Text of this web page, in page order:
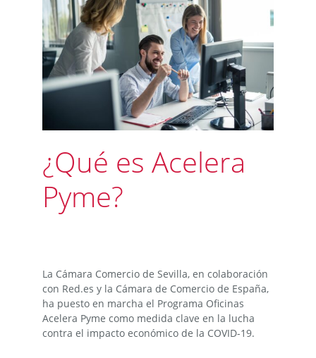
¿Qué es Acelera
Pyme?
La Cámara Comercio de Sevilla, en colaboración
con Red.es y la Cámara de Comercio de España,
ha puesto en marcha el Programa Oficinas
Acelera Pyme como medida clave en la lucha
contra el impacto económico de la COVID-19.